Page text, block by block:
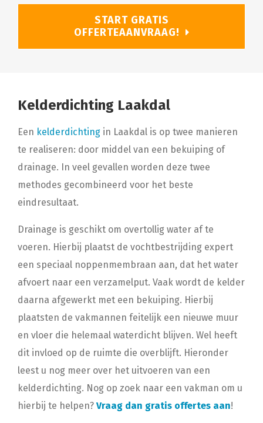
START GRATIS
OFFERTEAANVRAAG!
Kelderdichting Laakdal
Een kelderdichting in Laakdal is op twee manieren
te realiseren: door middel van een bekuiping of
drainage. In veel gevallen worden deze twee
methodes gecombineerd voor het beste
eindresultaat.
Drainage is geschikt om overtollig water af te
voeren. Hierbij plaatst de vochtbestrijding expert
een speciaal noppenmembraan aan, dat het water
afvoert naar een verzamelput. Vaak wordt de kelder
daarna afgewerkt met een bekuiping. Hierbij
plaatsten de vakmannen feitelijk een nieuwe muur
en vloer die helemaal waterdicht blijven. Wel heeft
dit invloed op de ruimte die overblijft. Hieronder
leest u nog meer over het uitvoeren van een
kelderdichting. Nog op zoek naar een vakman om u
hierbij te helpen? Vraag dan gratis offertes aan!